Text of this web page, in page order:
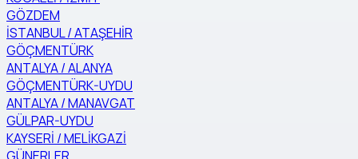
GÖZDEM
İSTANBUL / ATAŞEHİR
GÖÇMENTÜRK
ANTALYA / ALANYA
GÖÇMENTÜRK-UYDU
ANTALYA / MANAVGAT
GÜLPAR-UYDU
KAYSERİ / MELİKGAZİ